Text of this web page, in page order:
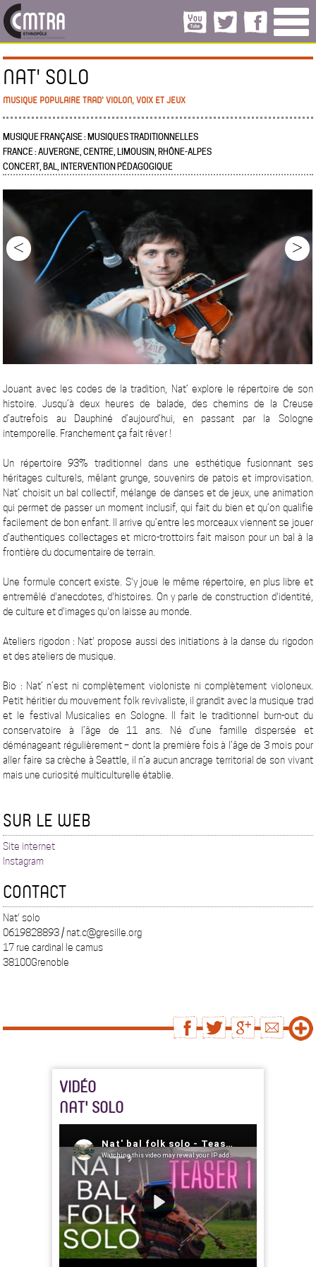
NAT' SOLO
MUSIQUE POPULAIRE TRAD' VIOLON, VOIX ET JEUX
MUSIQUE FRANÇAISE : MUSIQUES TRADITIONNELLES
FRANCE : AUVERGNE, CENTRE, LIMOUSIN, RHÔNE-ALPES
CONCERT, BAL, INTERVENTION PÉDAGOGIQUE
< >
Jouant avec les codes de la tradition, Nat’ explore le répertoire de son
histoire. Jusqu’à deux heures de balade, des chemins de la Creuse
d’autrefois au Dauphiné d’aujourd’hui, en passant par la Sologne
intemporelle. Franchement ça fait rêver !
Un répertoire 93% traditionnel dans une esthétique fusionnant ses
héritages culturels, mêlant grunge, souvenirs de patois et improvisation.
Nat’ choisit un bal collectif, mélange de danses et de jeux, une animation
qui permet de passer un moment inclusif, qui fait du bien et qu’on qualifie
facilement de bon enfant. Il arrive qu’entre les morceaux viennent se jouer
d’authentiques collectages et micro-trottoirs fait maison pour un bal à la
frontière du documentaire de terrain.
Une formule concert existe. S'y joue le même répertoire, en plus libre et
entremêlé d'anecdotes, d'histoires. On y parle de construction d'identité,
de culture et d'images qu'on laisse au monde.
Ateliers rigodon : Nat' propose aussi des initiations à la danse du rigodon
et des ateliers de musique.
Bio : Nat’ n’est ni complètement violoniste ni complètement violoneux.
Petit héritier du mouvement folk revivaliste, il grandit avec la musique trad
et le festival Musicalies en Sologne. Il fait le traditionnel burn-out du
conservatoire à l’âge de 11 ans. Né d’une famille dispersée et
déménageant régulièrement – dont la première fois à l’âge de 3 mois pour
aller faire sa crèche à Seattle, il n’a aucun ancrage territorial de son vivant
mais une curiosité multiculturelle établie.
SUR LE WEB
Site internet
Instagram
CONTACT
Nat' solo
0619828893 / nat.c@gresille.org
17 rue cardinal le camus
38100Grenoble
VIDÉO
NAT' SOLO